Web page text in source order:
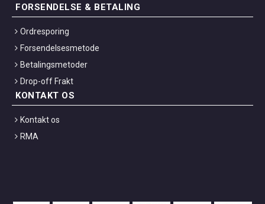
FORSENDELSE & BETALING
Ordresporing
Forsendelsesmetode
Betalingsmetoder
Drop-off Frakt
KONTAKT OS
Kontakt os
RMA